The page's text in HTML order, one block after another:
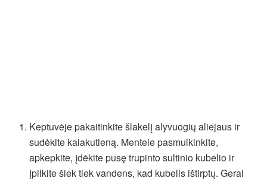
Keptuvėje pakaitinkite šlakelį alyvuogių aliejaus ir
sudėkite kalakutieną. Mentele pasmulkinkite,
apkepkite, įdėkite pusę trupinto sultinio kubelio ir
įpilkite šiek tiek vandens, kad kubelis ištirptų. Gerai